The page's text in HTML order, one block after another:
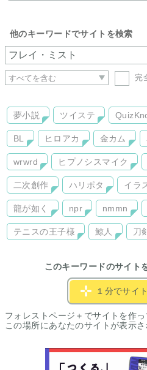
他のキーワードでサイトを検索
完
夢小説 ツイステ
BL ヒロアカ 金カム
wrwrd ヒプノシスマイク
二次創作 ハリポタ イラ
龍が如く npr nmmn
テニスの王子様 鯨人 刀
このキーワードのサイト
１分でサイ
フォレストページ＋でサイトを作
この場所にあなたのサイトが表示さ